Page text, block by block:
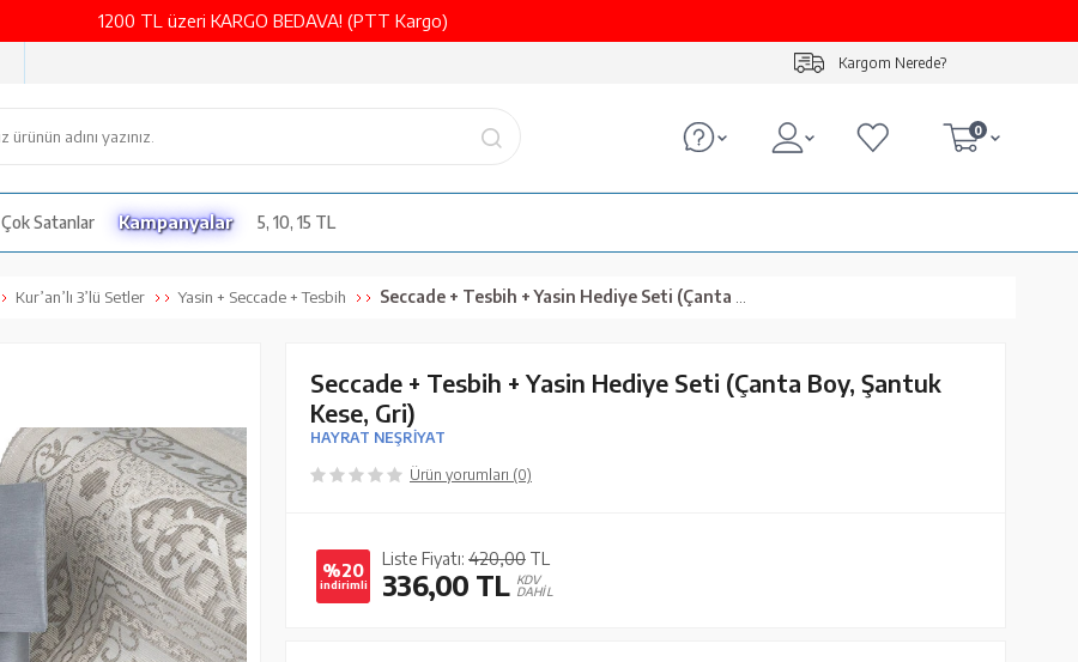
1200 TL üzeri KARGO BEDAVA! (PTT Kargo)
Kargom Nerede?
0
Çok Satanlar Kampanyalar 5, 10, 15 TL
Kur’an’lı 3’lü Setler Yasin + Seccade + Tesbih Seccade + Tesbih + Yasin Hediye Seti (Çanta Boy, Şantuk Kese, Gri)
Seccade + Tesbih + Yasin Hediye Seti (Çanta Boy, Şantuk
Kese, Gri)
HAYRAT NEŞRİYAT
Ürün yorumları (0)
%20
indirimli
Liste Fiyatı: 420,00 TL
336,00 TL KDV
DAHİL